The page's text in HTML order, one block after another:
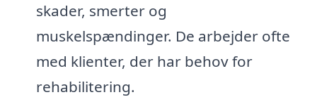
skader, smerter og
muskelspændinger. De arbejder ofte
med klienter, der har behov for
rehabilitering.